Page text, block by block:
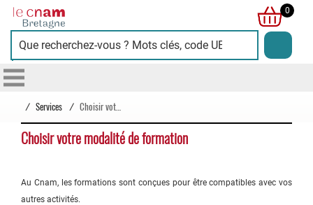
Cnam
Bretagne
0
/ Services /
Choisir votre modalité de formation
Au Cnam, les formations sont conçues pour être compatibles avec vos
autres activités.